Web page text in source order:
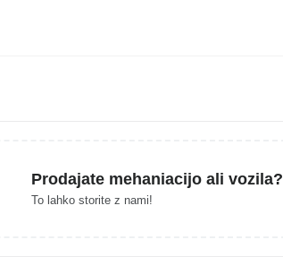
Prodajate mehaniacijo ali vozila?
To lahko storite z nami!